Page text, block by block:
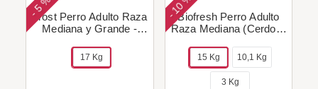
-
5 %
Frost Perro Adulto Raza
Mediana y Grande -
17 Kg
-Biofresh Perro Adulto
Raza Mediana (Cerdo &
15 Kg 10,1 Kg
3 Kg